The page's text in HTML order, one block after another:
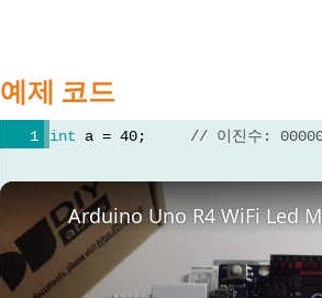
예제 코드
int a = 40; // 이진수:
Arduino Uno R4 WiFi Led